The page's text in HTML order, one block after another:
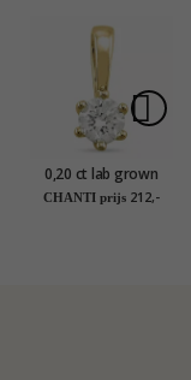
0,20 ct lab grown
diamant solitaire
CHANTI prijs 212,-